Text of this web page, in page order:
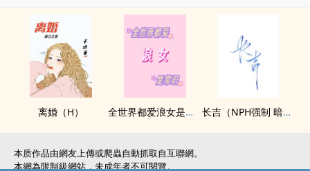
离婚（H） 全世界都爱‍浪‌‍‍女‍是常识（NP，‌‎高‍‌H‎） 长吉（NPH强制 暗黑）
本质作品由網友上傳或爬蟲自動抓取自互聯網。
本網為限制級網站，未成年者不可閱覽。